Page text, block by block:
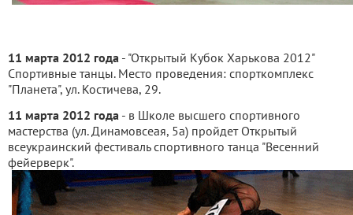
11 марта 2012 года - "Открытый Кубок Харькова 2012"
Спортивные танцы. Место проведения: спорткомплекс
"Планета", ул. Костичева, 29.
11 марта 2012 года - в Школе высшего спортивного
мастерства (ул. Динамовсеая, 5а) пройдет Открытый
всеукраинский фестиваль спортивного танца "Весенний
фейерверк".